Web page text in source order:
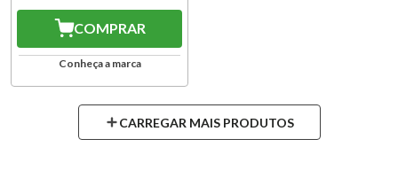
COMPRAR
Conheça a marca